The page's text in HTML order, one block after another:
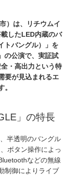
）は、リチウムイ
したLED内蔵のバ
トバングル）」を
の公演で、実証試
・高出力という特
要が見込まれるエ
」の特長
半透明のバングル
ボタン操作によっ
などの無線
制御によりライブ